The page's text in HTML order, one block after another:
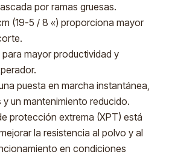
por ramas gruesas.
(19-5 / 8 «) proporciona mayor
mayor productividad y
puesta en marcha instantánea,
un mantenimiento reducido.
protección extrema (XPT) está
la resistencia al polvo y al
en condiciones